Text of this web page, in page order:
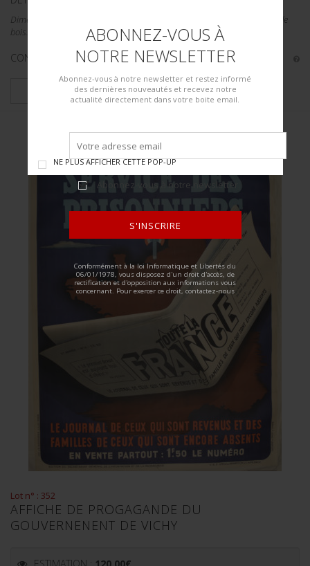
ABONNEZ-VOUS À
NOTRE NEWSLETTER
Abonnez-vous à notre newsletter et restez informé
des dernières nouveautés et recevez notre
actualité directement dans votre boite email.
Abonnez-vous à notre newsletter
S'INSCRIRE
ALTERNATIVE:
Conformément à la loi Informatique et Libertés du
06/01/1978, vous disposez d'un droit d'accès, de
rectification et d'opposition aux informations vous
concernant. Pour exercer ce droit, contactez-nous
NE PLUS AFFICHER CETTE POP-UP
Dimensions 75x95. Encadrée sous verre. Légérement défraichie. Cadre de
bois.
CONDITION : II-
PLUS DE DÉTAILS
Lot n° : 352
AFFICHE DE PROGAGANDE DU
GOUVERNENENT DE VICHY